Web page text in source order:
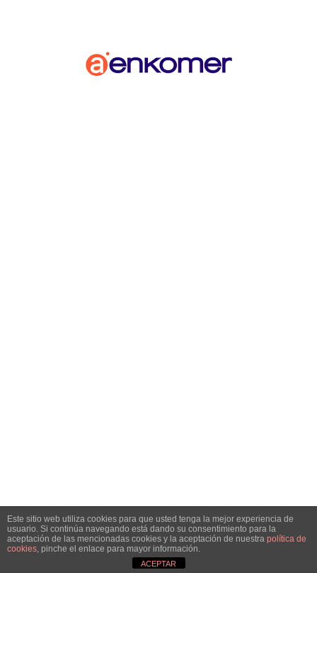
HAZTE SOCIA
¡Únete!
Aún queda por conseguir.
Este sitio web utiliza cookies para que usted tenga la mejor experiencia de
usuario. Si continúa navegando está dando su consentimiento para la
aceptación de las mencionadas cookies y la aceptación de nuestra política de
cookies, pinche el enlace para mayor información.
ACEPTAR